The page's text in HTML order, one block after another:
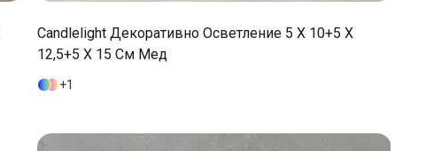
Candlelight Декоративно Осветление 5 X 10+5 X
12,5+5 X 15 См Мед
1